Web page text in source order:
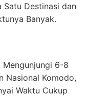
Satu Destinasi dan
Banyak.
Mengunjungi 6-8
Nasional Komodo,
Waktu Cukup